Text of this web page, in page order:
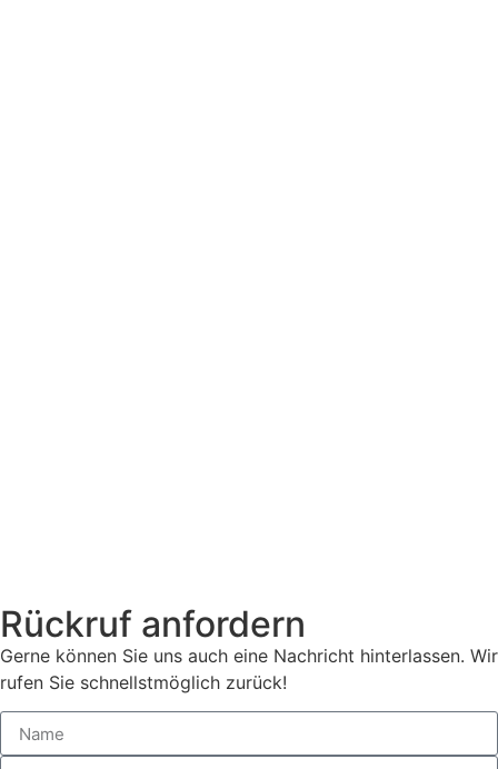
Rückruf anfordern
Gerne können Sie uns auch eine Nachricht hinterlassen. Wir
rufen Sie schnellstmöglich zurück!